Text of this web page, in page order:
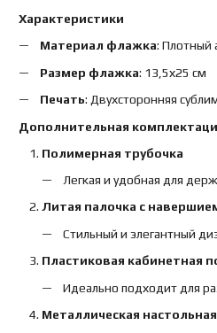
Характеристики
Материал флажка: Плотный
Размер флажка: 13,5х25 см
Печать: Двухсторонняя
Дополнительная
Полимерная трубочка
Легкая и удобная для
Литая палочка с
Стильный и элегантный
Пластиковая кабинетная
Идеально подходит для
Металлическая